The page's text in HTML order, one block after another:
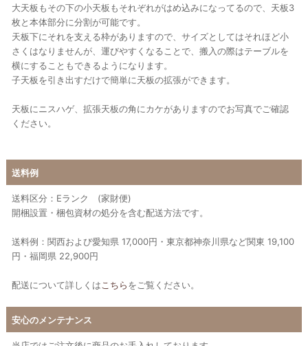
大天板もその下の小天板もそれぞれがはめ込みになってるので、天板3
枚と本体部分に分割が可能です。
天板下にそれを支える枠がありますので、サイズとしてはそれほど小
さくはなりませんが、運びやすくなることで、搬入の際はテーブルを
横にすることもできるようになります。
子天板を引き出すだけで簡単に天板の拡張ができます。
天板にニスハゲ、拡張天板の角にカケがありますのでお写真でご確認
ください。
送料例
送料区分：Eランク (家財便)
開梱設置・梱包資材の処分を含む配送方法です。
送料例：関西および愛知県 17,000円・東京都神奈川県など関東 19,100
円・福岡県 22,900円
配送について詳しくは こちらをご覧ください。
安心のメンテナンス